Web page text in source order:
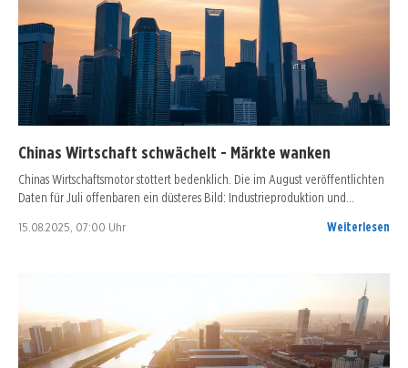
Chinas Wirtschaft schwächelt - Märkte wanken
Chinas Wirtschaftsmotor stottert bedenklich. Die im August veröffentlichten
Daten für Juli offenbaren ein düsteres Bild: Industrieproduktion und…
15.08.2025, 07:00 Uhr Weiterlesen